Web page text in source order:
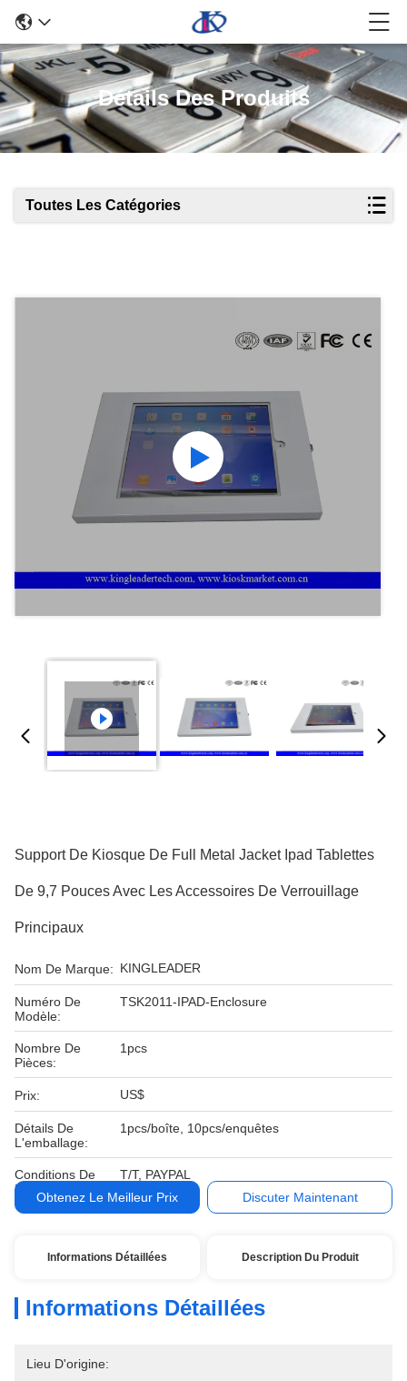
Détails Des Produits
Toutes Les Catégories
Support De Kiosque De Full Metal Jacket Ipad Tablettes
De 9,7 Pouces Avec Les Accessoires De Verrouillage
Principaux
Nom De Marque: KINGLEADER
Numéro De
Modèle:
TSK2011-IPAD-Enclosure
Nombre De
Pièces:
1pcs
Prix: US$
Détails De
L'emballage:
1pcs/boîte, 10pcs/enquêtes
Conditions De
Paiement:
T/T, PAYPAL
Obtenez Le Meilleur Prix
Discuter Maintenant
Informations Détaillées Description Du Produit
Informations Détaillées
Lieu D'origine: